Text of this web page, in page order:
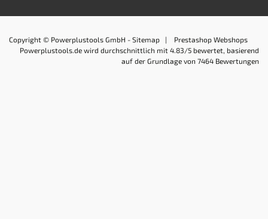
Copyright © Powerplustools GmbH - Sitemap | Prestashop Webshops
Powerplustools.de wird durchschnittlich mit 4.83 /5 bewertet, basierend
auf der Grundlage von 7464 Bewertungen